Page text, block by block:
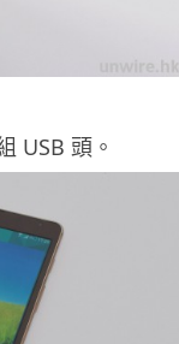
USB 頭。